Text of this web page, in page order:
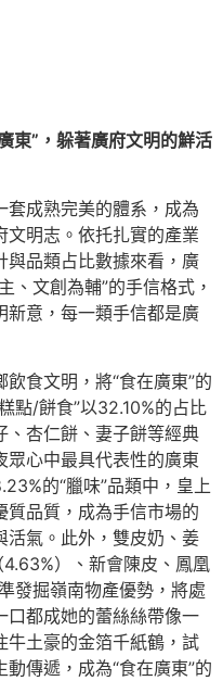
東”，躲著廣府文明的鮮活
套成熟完美的體系，成為
文明志。依托扎實的產業
與品類占比數據來看，廣
、文創為輔”的手信格式，
新意，每一類手信都是廣
食文明，將“食在廣東”的
點/餅食”以32.10%的占比
、杏仁餅、妻子餅等經典
眾心中最具代表性的廣東
的“臘味”品類中，皇上
質品質，成為手信市場的
活氣。此外，雙皮奶、姜
4.63%）、新會陳皮、鳳凰
發掘嶺南物產優勢，將處
口都成她的蕾絲絲帶像一
牛土豪的金箔千紙鶴，試
傳遞，成為“食在廣東”的